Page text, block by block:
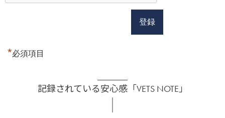
*必須項目
記録されている安心感「VETS NOTE」